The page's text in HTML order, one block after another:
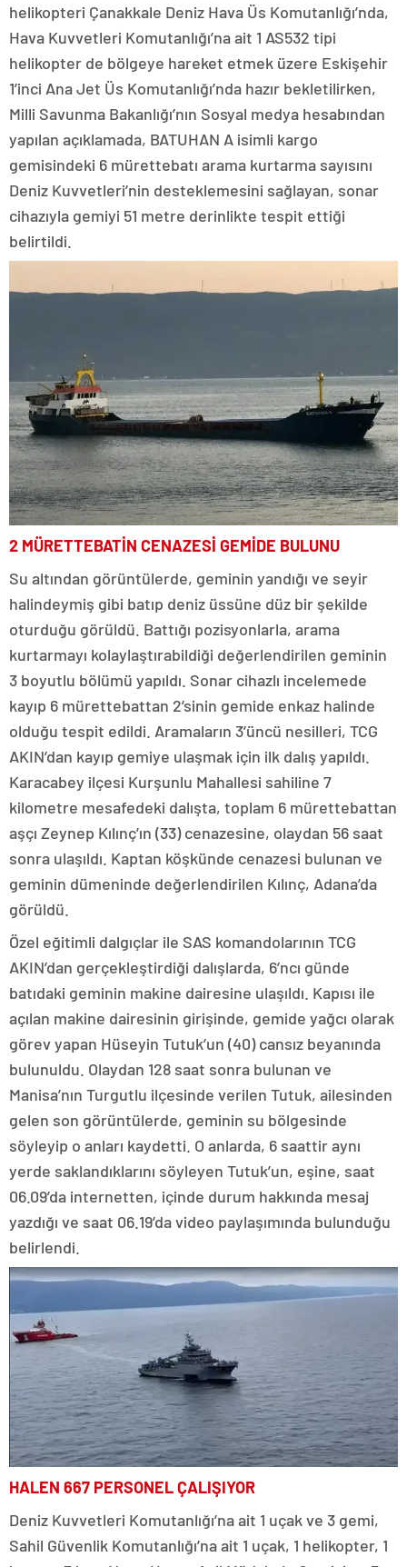
helikopteri Çanakkale Deniz Hava Üs Komutanlığı’nda,
Hava Kuvvetleri Komutanlığı’na ait 1 AS532 tipi
helikopter de bölgeye hareket etmek üzere Eskişehir
1’inci Ana Jet Üs Komutanlığı’nda hazır bekletilirken,
Milli Savunma Bakanlığı’nın Sosyal medya hesabından
yapılan açıklamada, BATUHAN A isimli kargo
gemisindeki 6 mürettebatı arama kurtarma sayısını
Deniz Kuvvetleri’nin desteklemesini sağlayan, sonar
cihazıyla gemiyi 51 metre derinlikte tespit ettiği
belirtildi.
2 MÜRETTEBATİN CENAZESİ GEMİDE BULUNU
Su altından görüntülerde, geminin yandığı ve seyir
halindeymiş gibi batıp deniz üssüne düz bir şekilde
oturduğu görüldü. Battığı pozisyonlarla, arama
kurtarmayı kolaylaştırabildiği değerlendirilen geminin
3 boyutlu bölümü yapıldı. Sonar cihazlı incelemede
kayıp 6 mürettebattan 2’sinin gemide enkaz halinde
olduğu tespit edildi. Aramaların 3’üncü nesilleri, TCG
AKIN’dan kayıp gemiye ulaşmak için ilk dalış yapıldı.
Karacabey ilçesi Kurşunlu Mahallesi sahiline 7
kilometre mesafedeki dalışta, toplam 6 mürettebattan
aşçı Zeynep Kılınç’ın (33) cenazesine, olaydan 56 saat
sonra ulaşıldı. Kaptan köşkünde cenazesi bulunan ve
geminin dümeninde değerlendirilen Kılınç, Adana’da
görüldü.
Özel eğitimli dalgıçlar ile SAS komandolarının TCG
AKIN’dan gerçekleştirdiği dalışlarda, 6’ncı günde
batıdaki geminin makine dairesine ulaşıldı. Kapısı ile
açılan makine dairesinin girişinde, gemide yağcı olarak
görev yapan Hüseyin Tutuk’un (40) cansız beyanında
bulunuldu. Olaydan 128 saat sonra bulunan ve
Manisa’nın Turgutlu ilçesinde verilen Tutuk, ailesinden
gelen son görüntülerde, geminin su bölgesinde
söyleyip o anları kaydetti. O anlarda, 6 saattir aynı
yerde saklandıklarını söyleyen Tutuk’un, eşine, saat
06.09’da internetten, içinde durum hakkında mesaj
yazdığı ve saat 06.19’da video paylaşımında bulunduğu
belirlendi.
HALEN 667 PERSONEL ÇALIŞIYOR
Deniz Kuvvetleri Komutanlığı’na ait 1 uçak ve 3 gemi,
Sahil Güvenlik Komutanlığı’na ait 1 uçak, 1 helikopter, 1